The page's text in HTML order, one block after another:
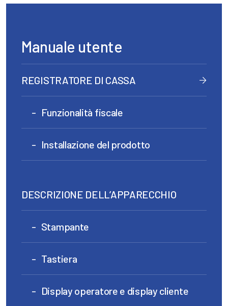
Manuale utente
REGISTRATORE DI CASSA
Funzionalità fiscale
Installazione del prodotto
DESCRIZIONE DELL’APPARECCHIO
Stampante
Tastiera
Display operatore e display cliente